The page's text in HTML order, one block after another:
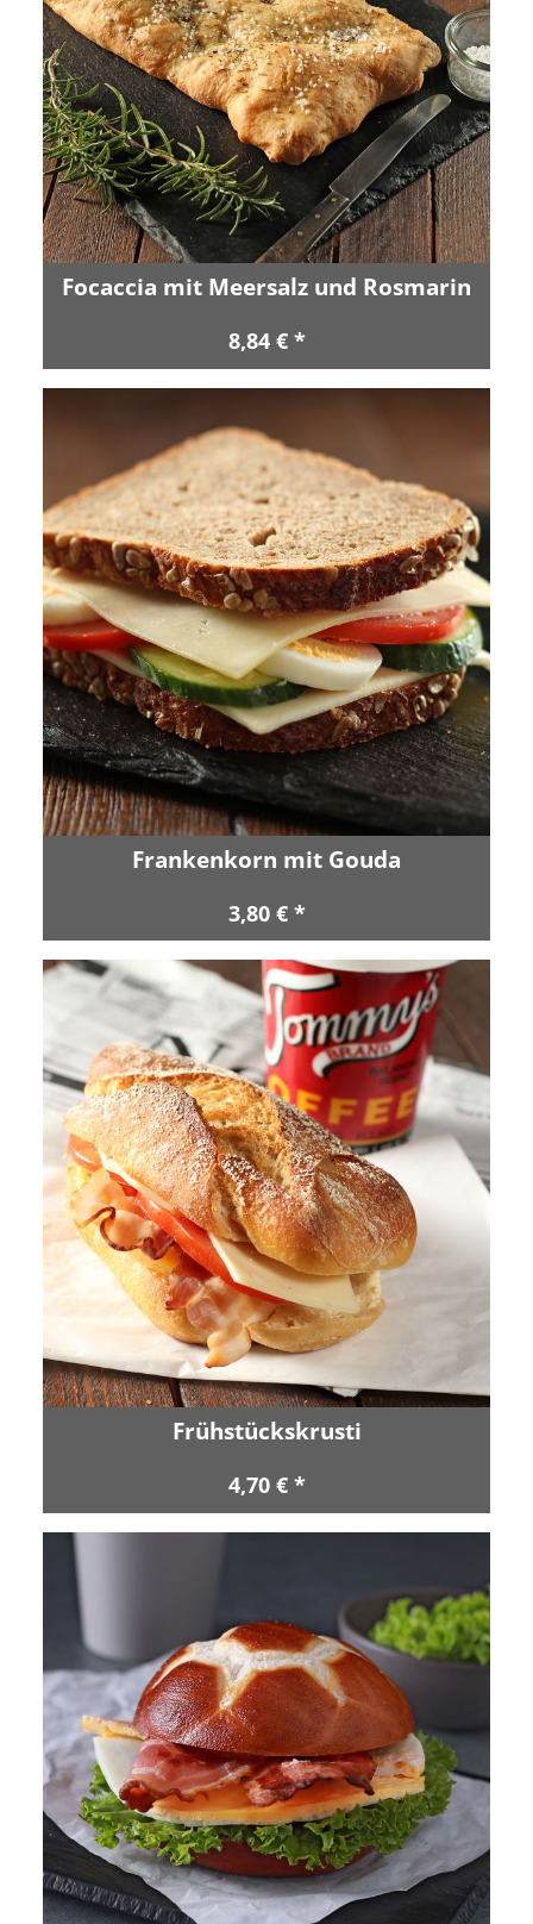
Focaccia mit Meersalz und Rosmarin
8,84 € *
Frankenkorn mit Gouda
3,80 € *
Frühstückskrusti
4,70 € *